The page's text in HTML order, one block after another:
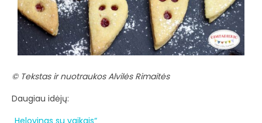
© Tekstas ir nuotraukos Alvilės Rimaitės
Daugiau idėjų:
„Helovinas su vaikais“